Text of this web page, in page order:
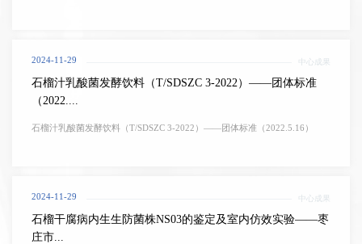
2024-11-29 中心成果
石榴汁乳酸菌发酵饮料（T/SDSZC 3-2022）——团体标准
（2022....
石榴汁乳酸菌发酵饮料（T/SDSZC 3-2022）——团体标准（2022.5.16）
2024-11-29 中心成果
石榴干腐病内生生防菌株NS03的鉴定及室内仿效实验——枣
庄市...